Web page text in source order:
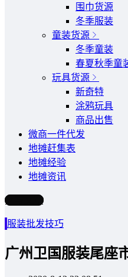
围巾货源
冬季服装
童装货源
冬季童装
春夏秋季童
玩具货源
新奇特
涂鸦玩具
商品出售
微商一件代发
地摊赶集表
地摊经验
地摊资讯
写文章
服装批发技巧
广州卫国服装尾座